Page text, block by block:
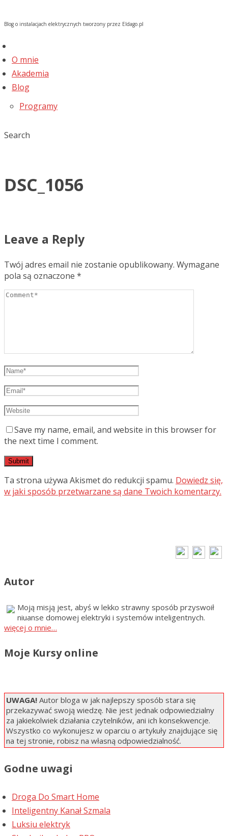
Blog o instalacjach elektrycznych tworzony przez Eldago.pl
O mnie
Akademia
Blog
Programy
Search
DSC_1056
Leave a Reply
Twój adres email nie zostanie opublikowany. Wymagane
pola są oznaczone *
Save my name, email, and website in this browser for
the next time I comment.
Ta strona używa Akismet do redukcji spamu. Dowiedz się,
w jaki sposób przetwarzane są dane Twoich komentarzy.
Autor
Moją misją jest, abyś w lekko strawny sposób przyswoił
niuanse domowej elektryki i systemów inteligentnych.
więcej o mnie…
Moje Kursy online
UWAGA! Autor bloga w jak najlepszy sposób stara się
przekazywać swoją wiedzę. Nie jest jednak odpowiedzialny
za jakiekolwiek działania czytelników, ani ich konsekwencje.
Wszystko co wykonujesz w oparciu o artykuły znajdujące się
na tej stronie, robisz na własną odpowiedzialność.
Godne uwagi
Droga Do Smart Home
Inteligentny Kanał Szmala
Luksiu elektryk